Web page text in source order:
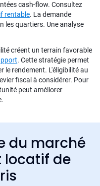
cash-flow. Consultez
rentable. La demande
les quartiers. Une analyse
créent un terrain favorable
. Cette stratégie permet
le rendement. L'éligibilité au
fiscal à considérer. Pour
peut améliorer
du marché
locatif de